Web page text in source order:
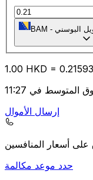
BAM - البوسني
1.00 HKD = 0.21
إرسال الأموال
حدد موعد مكالمة